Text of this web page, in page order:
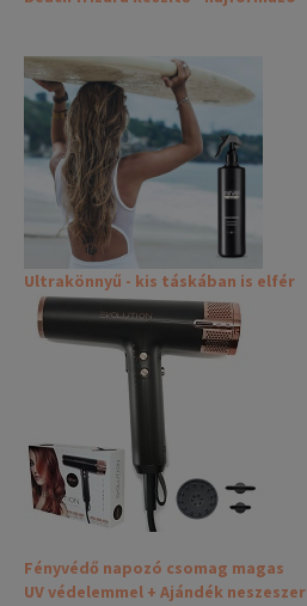
Ultrakönnyű - kis táskában is elfér
Fényvédő napozó csomag magas
UV védelemmel + Ajándék neszeszer